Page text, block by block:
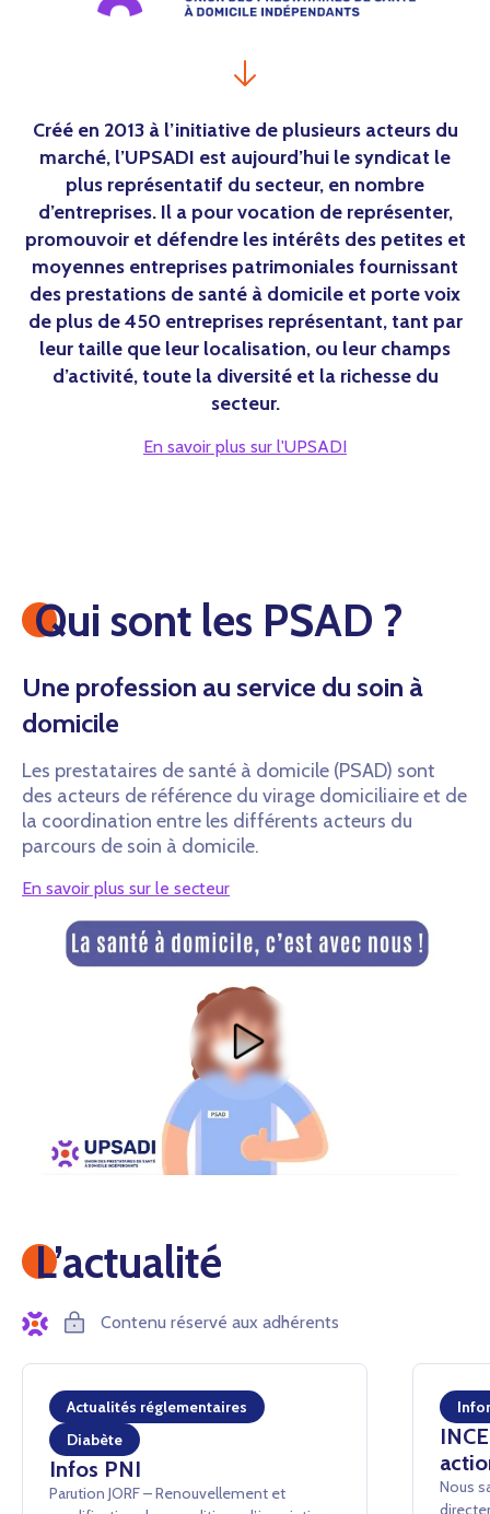
Créé en 2013 à l’initiative de plusieurs acteurs du
marché, l’UPSADI est aujourd’hui le syndicat le
plus représentatif du secteur, en nombre
d’entreprises. Il a pour vocation de représenter,
promouvoir et défendre les intérêts des petites et
moyennes entreprises patrimoniales fournissant
des prestations de santé à domicile et porte voix
de plus de 450 entreprises représentant, tant par
leur taille que leur localisation, ou leur champs
d’activité, toute la diversité et la richesse du
secteur.
En savoir plus sur l'UPSADI
Qui sont les PSAD ?
Une profession au service du soin à
domicile
Les prestataires de santé à domicile (PSAD) sont
des acteurs de référence du virage domiciliaire et de
la coordination entre les différents acteurs du
parcours de soin à domicile.
En savoir plus sur le secteur
L’actualité
Contenu réservé aux adhérents
Actualités réglementaires
Diabète
Infos PNI
Parution JORF – Renouvellement et
Nous